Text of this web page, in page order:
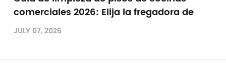
comerciales 2026: Elija la fregadora de
pisos adecuada para pasar las
JULY 07, 2026